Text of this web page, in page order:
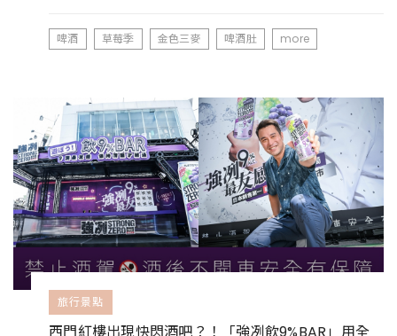
啤酒 草莓季 金色三麥 啤酒肚 more
旅行景點